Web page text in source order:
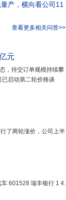
产，横向看公司11
查看更多相关问答>>
元
，待交订单规模持续攀
启动第二轮价格谈
了两轮涨价，公司上半
601528 瑞丰银行 1 4.